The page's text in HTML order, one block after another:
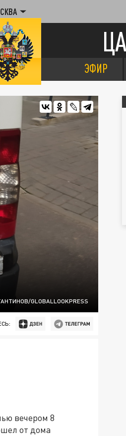
ЭФИР
GLOBALLOOKPRESS
вечером 8
от дома